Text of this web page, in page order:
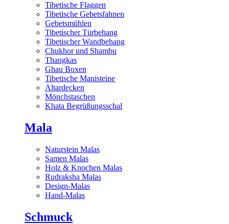
Tibetische Flaggen
Tibetische Gebetsfahnen
Gebetsmühlen
Tibetischer Türbehang
Tibetischer Wandbehang
Chukhor und Shambu
Thangkas
Ghau Boxen
Tibetische Manisteine
Altardecken
Mönchstaschen
Khata Begrüßungsschal
Mala
Naturstein Malas
Samen Malas
Holz & Knochen Malas
Rudraksha Malas
Design-Malas
Hand-Malas
Schmuck